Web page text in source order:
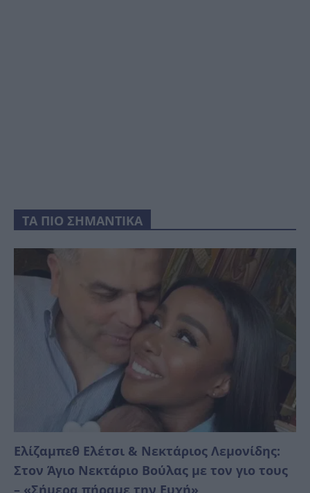
ΤΑ ΠΙΟ ΣΗΜΑΝΤΙΚΑ
Ελίζαμπεθ Ελέτσι & Νεκτάριος Λεμονίδης:
Στον Άγιο Νεκτάριο Βούλας με τον γιο τους
– «Σήμερα πήραμε την Ευχή»